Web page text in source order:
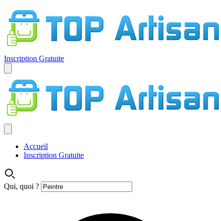
Inscription Gratuite
Accueil
Inscription Gratuite
Qui, quoi ?